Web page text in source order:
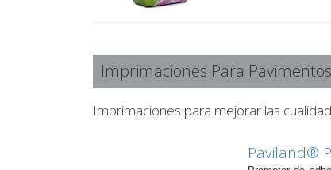
Imprimaciones Para Pavimentos
Imprimaciones para mejorar las
Paviland®